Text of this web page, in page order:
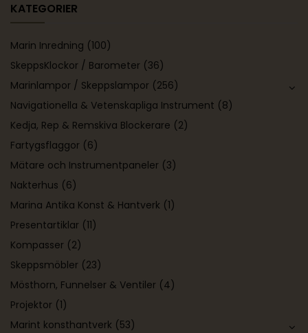
KATEGORIER
Marin Inredning (100)
SkeppsKlockor / Barometer (36)
Marinlampor / Skeppslampor (256)
Navigationella & Vetenskapliga Instrument (8)
Kedja, Rep & Remskiva Blockerare (2)
Fartygsflaggor (6)
Mätare och Instrumentpaneler (3)
Nakterhus (6)
Marina Antika Konst & Hantverk (1)
Presentartiklar (11)
Kompasser (2)
Skeppsmöbler (23)
Mösthorn, Funnelser & Ventiler (4)
Projektor (1)
Marint konsthantverk (53)